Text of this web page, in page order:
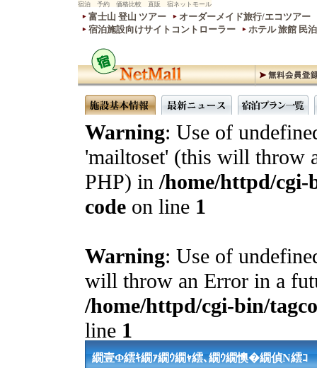
宿泊 予約 価格比較 直販 宿ネットモール
富士山 登山 ツアー
オーダーメイド旅行/エコツアー
宿泊施設向けサイトコントローラー
ホテル 旅館 民
Warning: Use of
'mailtoset' (this will throw
PHP) in/home/httpd/cgi-
code on line 1
Warning: Use of
will throw an Error in a
/home/httpd/cgi-bin/
line 1
繝壹Φ繧ｷ繝ｧ繝ｳ繝ｬ繧､繝ｳ繝懊�繝偵Ν繧ｺ